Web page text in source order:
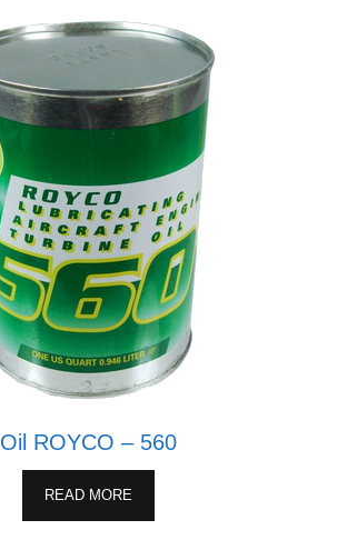
Oil ROYCO – 560
READ MORE